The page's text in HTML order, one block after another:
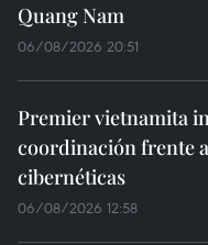
Quang Nam
06/08/2026 20:51
Premier vietnamita
coordinación frente
cibernéticas
06/08/2026 12:58